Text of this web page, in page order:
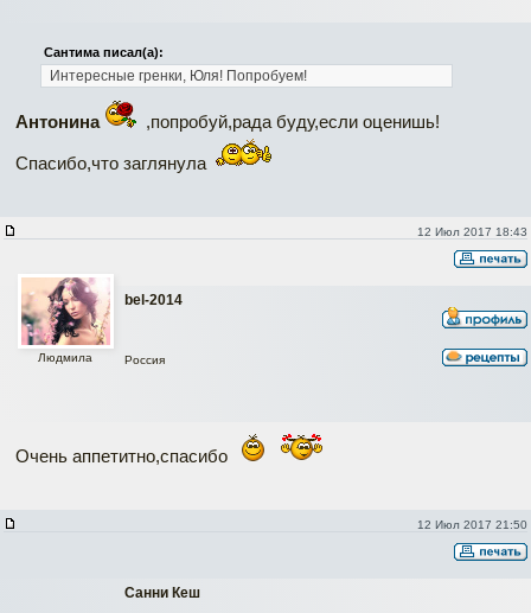
Сантима писал(а):
Интересные гренки, Юля! Попробуем!
Антонина ,попробуй,рада буду,если оценишь!
Спасибо,что заглянула
12 Июл 2017 18:43
bel-2014
Людмила Россия
Очень аппетитно,спасибо
12 Июл 2017 21:50
Санни Кеш